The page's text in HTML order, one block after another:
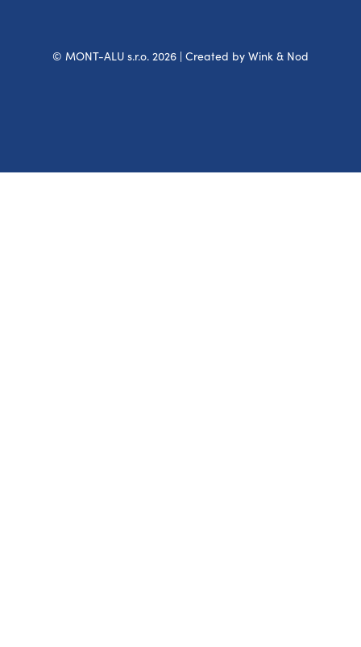
© MONT-ALU s.r.o. 2026 | Created by Wink & Nod